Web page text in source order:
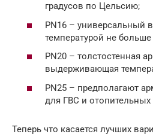
градусов по Цельсию;
PN16 – универсальный
температурой не больше
PN20 – толстостенная
выдерживающая
PN25 – предполагают
для ГВС и отопительных
Теперь что касается лучших